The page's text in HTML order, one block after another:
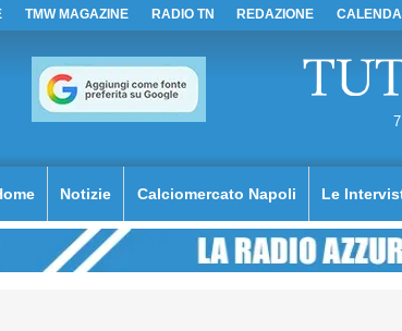
TMW MAGAZINE RADIO TN REDAZIONE
Notizie Calciomercato Napoli Le